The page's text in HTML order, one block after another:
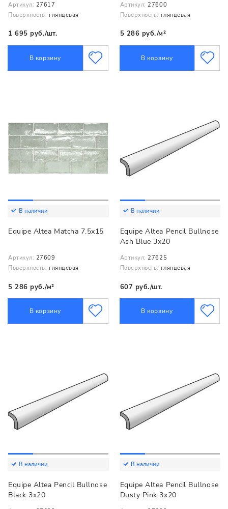
Артикул: 27617
Поверхность: глянцевая
1 695 руб./шт.
В корзину
Артикул: 27600
Поверхность: глянцевая
5 286 руб./м²
В корзину
В наличии
Equipe Altea Matcha 7.5x15
Артикул: 27609
Поверхность: глянцевая
5 286 руб./м²
В корзину
В наличии
Equipe Altea Pencil Bullnose
Ash Blue 3x20
Артикул: 27625
Поверхность: глянцевая
607 руб./шт.
В корзину
В наличии
Equipe Altea Pencil Bullnose
Black 3x20
В наличии
Equipe Altea Pencil Bullnose
Dusty Pink 3x20